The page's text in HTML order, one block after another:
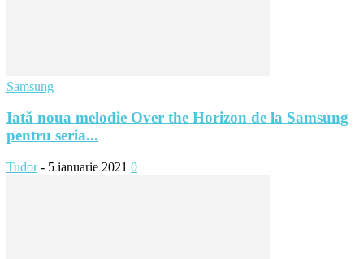
Samsung
Iată noua melodie Over the Horizon de la Samsung
pentru seria...
Tudor - 5 ianuarie 2021 0